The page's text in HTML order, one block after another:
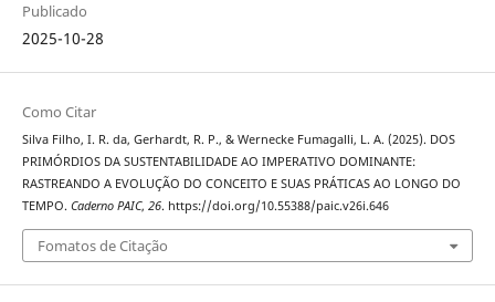
Publicado
2025-10-28
Como Citar
Silva Filho, I. R. da, Gerhardt, R. P., & Wernecke Fumagalli, L. A. (2025). DOS
PRIMÓRDIOS DA SUSTENTABILIDADE AO IMPERATIVO DOMINANTE:
RASTREANDO A EVOLUÇÃO DO CONCEITO E SUAS PRÁTICAS AO LONGO DO
TEMPO. Caderno PAIC, 26. https://doi.org/10.55388/paic.v26i.646
Fomatos de Citação